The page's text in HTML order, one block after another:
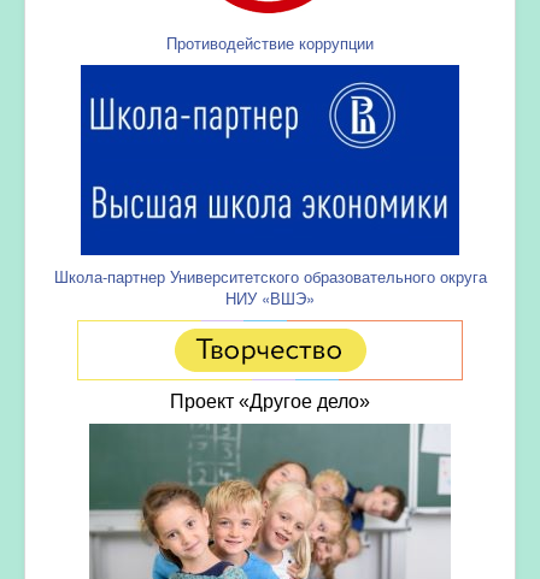
Противодействие коррупции
Школа-партнер Университетского образовательного округа
НИУ «ВШЭ»
Проект «Другое дело»